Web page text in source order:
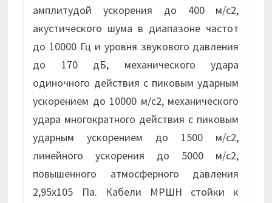
амплитудой ускорения до 400 м/с2,
акустического шума в диапазоне частот
до 10000 Гц и уровня звукового давления
до 170 дБ, механического удара
одиночного действия с пиковым ударным
ускорением до 10000 м/с2, механического
удара многократного действия с пиковым
ударным ускорением до 1500 м/с2,
линейного ускорения до 5000 м/с2,
повышенного атмосферного давления
2,95х105 Па. Кабели МРШН стойки к